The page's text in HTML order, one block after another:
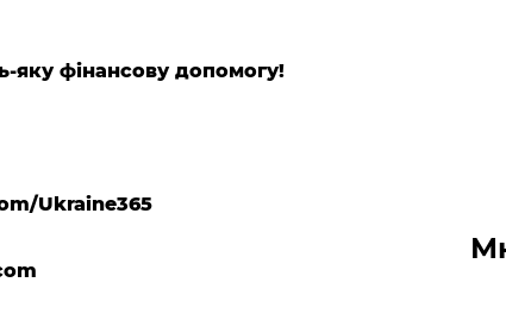
яку фінансову допомогу!
Ukraine365